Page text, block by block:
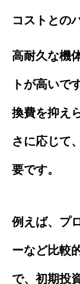
コストとの
高耐久な機
トが高いで
換費を抑え
さに応じて
要です。
例えば、プ
ーなど比較
で、初期投